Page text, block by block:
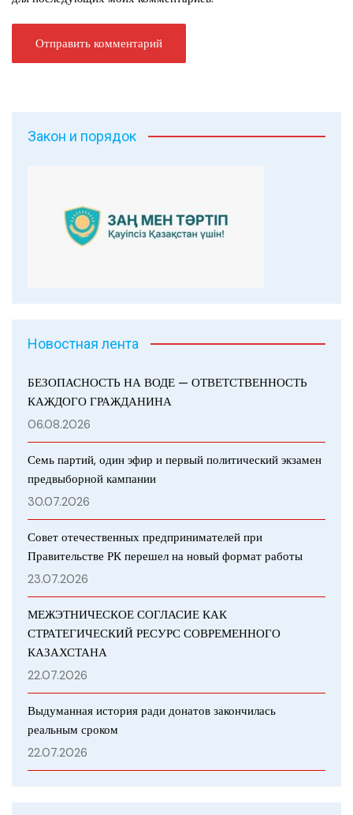
Закон и порядок
Новостная лента
БЕЗОПАСНОСТЬ НА ВОДЕ — ОТВЕТСТВЕННОСТЬ
КАЖДОГО ГРАЖДАНИНА
06.08.2026
Семь партий, один эфир и первый политический экзамен
предвыборной кампании
30.07.2026
Совет отечественных предпринимателей при
Правительстве РК перешел на новый формат работы
23.07.2026
МЕЖЭТНИЧЕСКОЕ СОГЛАСИЕ КАК
СТРАТЕГИЧЕСКИЙ РЕСУРС СОВРЕМЕННОГО
КАЗАХСТАНА
22.07.2026
Выдуманная история ради донатов закончилась
реальным сроком
22.07.2026